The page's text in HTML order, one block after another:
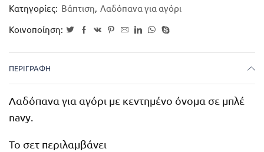
Κατηγορίες: Βάπτιση, Λαδόπανα για αγόρι
Κοινοποίηση:
ΠΕΡΙΓΡΑΦΉ
Λαδόπανα για αγόρι με κεντημένο όνομα σε μπλέ
navy.
Το σετ περιλαμβάνει